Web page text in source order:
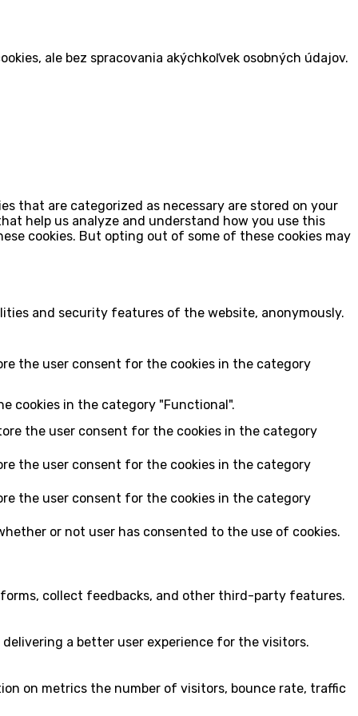
ale bez spracovania akýchkoľvek osobných údajov.
that are categorized as necessary are stored on your
help us analyze and understand how you use this
cookies. But opting out of some of these cookies may
and security features of the website, anonymously.
the user consent for the cookies in the category
cookies in the category "Functional".
the user consent for the cookies in the category
the user consent for the cookies in the category
the user consent for the cookies in the category
or not user has consented to the use of cookies.
collect feedbacks, and other third-party features.
a better user experience for the visitors.
on metrics the number of visitors, bounce rate, traffic